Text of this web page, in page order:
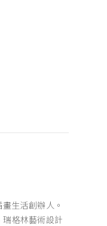
生活創辦人。
格林藝術設計